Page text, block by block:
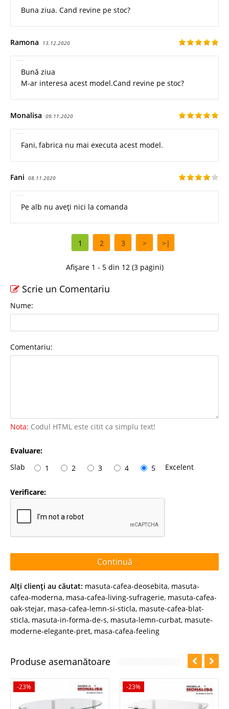
Buna ziua. Cand revine pe stoc?
Ramona 13.12.2020
Bună ziua
M-ar interesa acest model.Cand revine pe stoc?
Monalisa 09.11.2020
Fani, fabrica nu mai executa acest model.
Fani 08.11.2020
Pe alb nu aveți nici la comanda
1 2 3 > >|
Afișare 1 - 5 din 12 (3 pagini)
Scrie un Comentariu
Nume:
Comentariu:
Nota: Codul HTML este citit ca simplu text!
Evaluare:
Slab
1 2 3 4 5 Excelent
Verificare:
Continuă
Alţi clienţi au căutat: masuta-cafea-deosebita, masuta-
cafea-moderna, masa-cafea-living-sufragerie, masuta-cafea-
oak-stejar, masa-cafea-lemn-si-sticla, masute-cafea-blat-
sticla, masuta-in-forma-de-s, masuta-lemn-curbat, masute-
moderne-elegante-pret, masa-cafea-feeling
Produse asemanătoare
-23% -23%